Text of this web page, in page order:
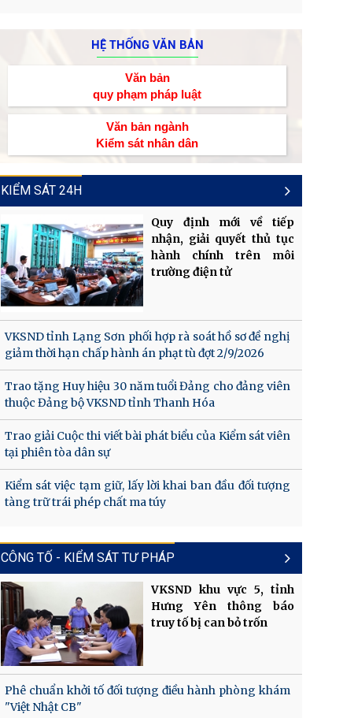
HỆ THỐNG VĂN BẢN
Văn bản
quy phạm pháp luật
Văn bản ngành
Kiểm sát nhân dân
KIỂM SÁT 24H
Quy định mới về tiếp
nhận, giải quyết thủ tục
hành chính trên môi
trường điện tử
VKSND tỉnh Lạng Sơn phối hợp rà soát hồ sơ đề nghị
giảm thời hạn chấp hành án phạt tù đợt 2/9/2026
Trao tặng Huy hiệu 30 năm tuổi Đảng cho đảng viên
thuộc Đảng bộ VKSND tỉnh Thanh Hóa
Trao giải Cuộc thi viết bài phát biểu của Kiểm sát viên
tại phiên tòa dân sự
Kiểm sát việc tạm giữ, lấy lời khai ban đầu đối tượng
tàng trữ trái phép chất ma túy
CÔNG TỐ - KIỂM SÁT TƯ PHÁP
VKSND khu vực 5, tỉnh
Hưng Yên thông báo
truy tố bị can bỏ trốn
Phê chuẩn khởi tố đối tượng điều hành phòng khám
"Việt Nhật CB"